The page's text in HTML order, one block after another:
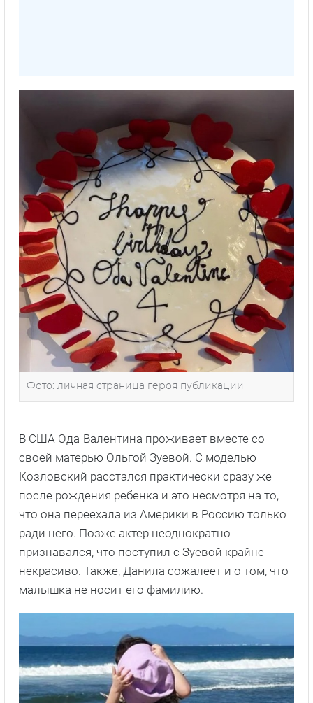
Фото: личная страница героя публикации
В США Ода-Валентина проживает вместе со
своей матерью Ольгой Зуевой. С моделью
Козловский расстался практически сразу же
после рождения ребенка и это несмотря на то,
что она переехала из Америки в Россию только
ради него. Позже актер неоднократно
признавался, что поступил с Зуевой крайне
некрасиво. Также, Данила сожалеет и о том, что
малышка не носит его фамилию.